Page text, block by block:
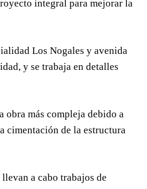
integral para mejorar la
Los Nogales y avenida
y se trabaja en detalles
obra más compleja debido a
cimentación de la estructura
a cabo trabajos de